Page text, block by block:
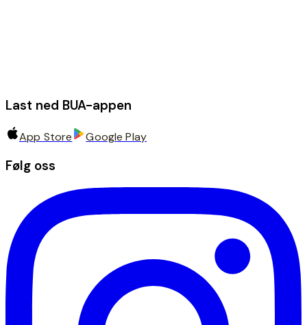
Last ned BUA-appen
App Store Google Play
Følg oss